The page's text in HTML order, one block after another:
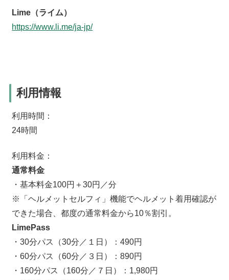
Lime（ライム）
https://www.li.me/ja-jp/
利用情報
利用時間：
24時間
利用料金：
通常料金
・基本料金100円＋30円／分
※「ヘルメットセルフィ」機能でヘルメット着用確認が
できた場合、都度の通常料金から10％割引。
LimePass
・30分パス（30分／１日）：490円
・60分パス（60分／３日）：890円
・160分パス（160分／７日）：1,980円